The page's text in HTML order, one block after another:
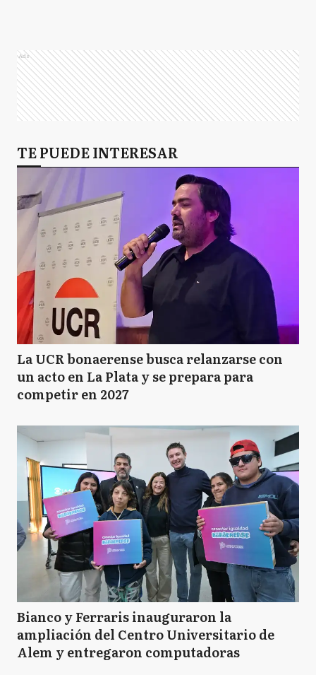
Ads
TE PUEDE INTERESAR
La UCR bonaerense busca relanzarse con
un acto en La Plata y se prepara para
competir en 2027
Bianco y Ferraris inauguraron la
ampliación del Centro Universitario de
Alem y entregaron computadoras